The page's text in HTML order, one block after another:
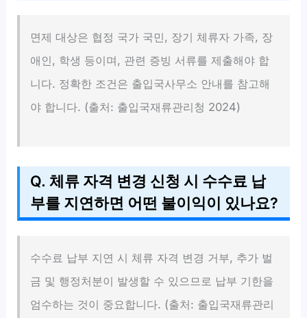
면제 대상은 협정 국가 국민, 장기 체류자 가족, 장
애인, 학생 등이며, 관련 증빙 서류를 제출해야 합
니다. 정확한 조건은 출입국사무소 안내를 참고해
야 합니다. (출처: 출입국재류관리청 2024)
Q. 체류 자격 변경 신청 시 수수료 납
부를 지연하면 어떤 불이익이 있나요?
수수료 납부 지연 시 체류 자격 변경 거부, 추가 벌
금 및 행정처분이 발생할 수 있으므로 납부 기한을
엄수하는 것이 중요합니다. (출처: 출입국재류관리